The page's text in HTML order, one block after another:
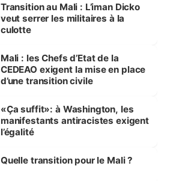
Transition au Mali : L’iman Dicko
veut serrer les militaires à la
culotte
Mali : les Chefs d’Etat de la
CEDEAO exigent la mise en place
d’une transition civile
«Ça suffit»: à Washington, les
manifestants antiracistes exigent
l’égalité
Quelle transition pour le Mali ?